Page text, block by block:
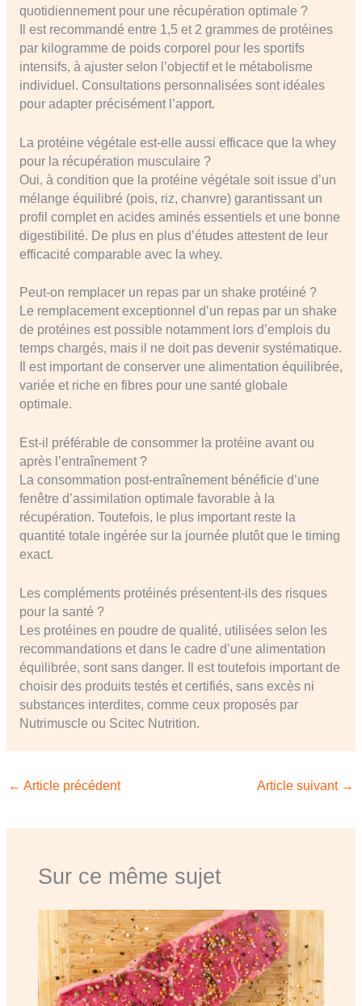
quotidiennement pour une récupération optimale ?
Il est recommandé entre 1,5 et 2 grammes de protéines
par kilogramme de poids corporel pour les sportifs
intensifs, à ajuster selon l’objectif et le métabolisme
individuel. Consultations personnalisées sont idéales
pour adapter précisément l’apport.
La protéine végétale est-elle aussi efficace que la whey
pour la récupération musculaire ?
Oui, à condition que la protéine végétale soit issue d’un
mélange équilibré (pois, riz, chanvre) garantissant un
profil complet en acides aminés essentiels et une bonne
digestibilité. De plus en plus d’études attestent de leur
efficacité comparable avec la whey.
Peut-on remplacer un repas par un shake protéiné ?
Le remplacement exceptionnel d’un repas par un shake
de protéines est possible notamment lors d’emplois du
temps chargés, mais il ne doit pas devenir systématique.
Il est important de conserver une alimentation équilibrée,
variée et riche en fibres pour une santé globale
optimale.
Est-il préférable de consommer la protéine avant ou
après l’entraînement ?
La consommation post-entraînement bénéficie d’une
fenêtre d’assimilation optimale favorable à la
récupération. Toutefois, le plus important reste la
quantité totale ingérée sur la journée plutôt que le timing
exact.
Les compléments protéinés présentent-ils des risques
pour la santé ?
Les protéines en poudre de qualité, utilisées selon les
recommandations et dans le cadre d’une alimentation
équilibrée, sont sans danger. Il est toutefois important de
choisir des produits testés et certifiés, sans excès ni
substances interdites, comme ceux proposés par
Nutrimuscle ou Scitec Nutrition.
← Article précédent Article suivant →
Sur ce même sujet